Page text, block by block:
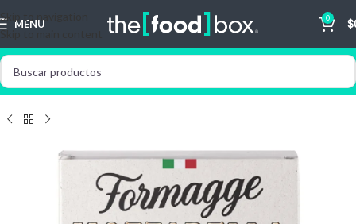
Skip to navigation
Skip to main content
MENU 0 $